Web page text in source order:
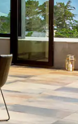
oder erkunde die